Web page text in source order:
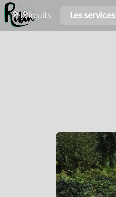
Les circuits Les services